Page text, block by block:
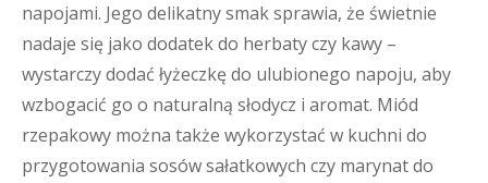
napojami. Jego delikatny smak sprawia, że świetnie
nadaje się jako dodatek do herbaty czy kawy –
wystarczy dodać łyżeczkę do ulubionego napoju, aby
wzbogacić go o naturalną słodycz i aromat. Miód
rzepakowy można także wykorzystać w kuchni do
przygotowania sosów sałatkowych czy marynat do